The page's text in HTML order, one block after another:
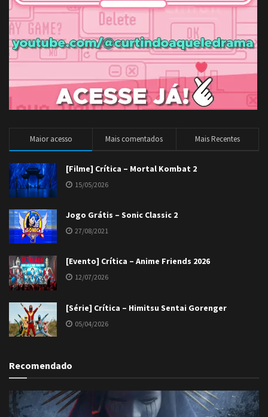
Maior acesso Mais comentados Mais Recentes
[Filme] Crítica – Mortal Kombat 2
15/05/2026
Jogo Grátis – Sonic Classic 2
27/08/2021
[Evento] Crítica – Anime Friends 2026
12/07/2026
[Série] Crítica – Himitsu Sentai Gorenger
05/04/2026
Recomendado